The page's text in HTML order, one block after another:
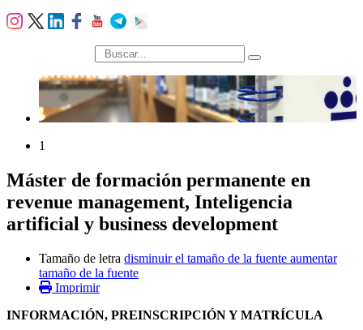
búsqueda
1
Máster de formación permanente en
revenue management, Inteligencia
artificial y business development
Tamaño de letra disminuir el tamaño de la fuente aumentar
tamaño de la fuente
Imprimir
INFORMACIÓN, PREINSCRIPCIÓN Y MATRÍCULA